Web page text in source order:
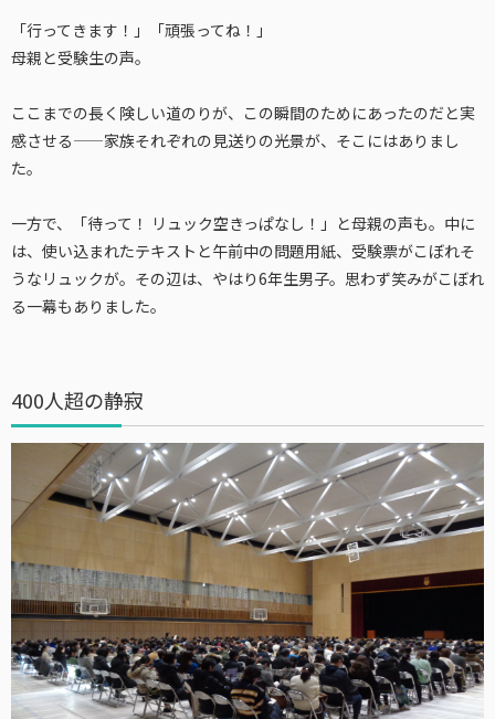
「行ってきます！」「頑張ってね！」
母親と受験生の声。
ここまでの長く険しい道のりが、この瞬間のためにあったのだと実
感させる——家族それぞれの見送りの光景が、そこにはありまし
た。
一方で、「待って！ リュック空きっぱなし！」と母親の声も。中に
は、使い込まれたテキストと午前中の問題用紙、受験票がこぼれそ
うなリュックが。その辺は、やはり6年生男子。思わず笑みがこぼれ
る一幕もありました。
400人超の静寂